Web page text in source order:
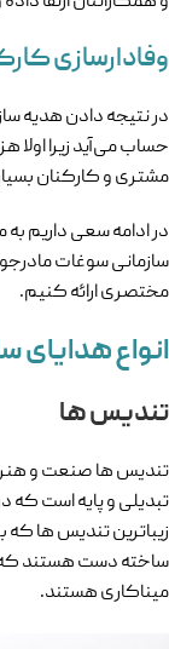
وفادارسازی
در نتیجه دادن هدیه
حساب می‌آید زیرا اولا
مشتری و کارکنان
در ادامه سعی داریم
سازمانی سوغات
مختصری ارائه کنیم.
انواع هدایای
تندیس ها
تندیس ها صنعت و
تبدیلی و پایه است که
زیباترین تندیس ها که
ساخته دست هستند که
میناکاری هستند.